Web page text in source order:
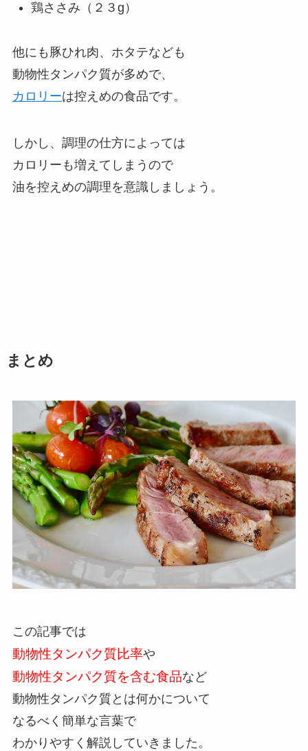
鶏ささみ（２３g）
他にも豚ひれ肉、ホタテなども
動物性タンパク質が多めで、
カロリーは控えめの食品です。
しかし、調理の仕方によっては
カロリーも増えてしまうので
油を控えめの調理を意識しましょう。
まとめ
この記事では
動物性タンパク質比率や
動物性タンパク質を含む食品など
動物性タンパク質とは何かについて
なるべく簡単な言葉で
わかりやすく解説していきました。